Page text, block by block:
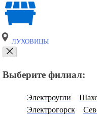
ЛУХОВИЦЫ
Выберите филиал:
Электроугли
Электрогорск